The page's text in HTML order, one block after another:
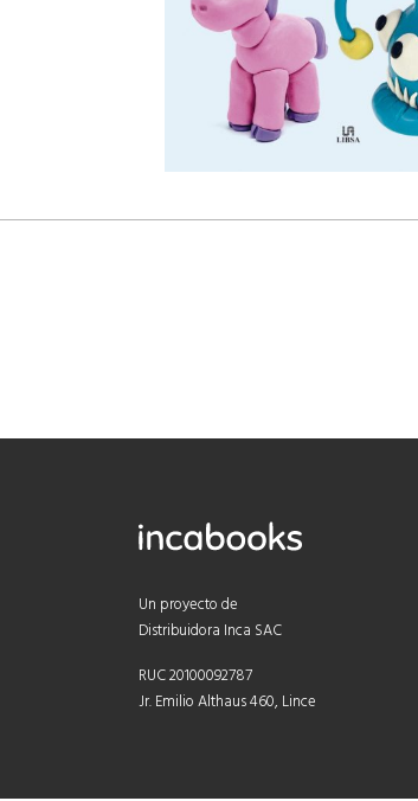
Un proyecto de
Distribuidora Inca SAC
RUC 20100092787
Jr. Emilio Althaus 460, Lince